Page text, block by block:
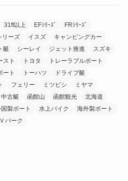
31ft以上 EFｼﾘｰｽﾞ
FRｼﾘｰｽﾞ
リーズ イスズ
キャンピングカー
艇 シーレイ ジェット推進
スズキ
スト トヨタ
トレーラブルボート
ート トーハツ
ドライブ艇
フェリー ミツビシ
ミヤマ
中古艇 函館山 函館観光
北海道
製ボート 水上バイク
海外製ボート
パーク